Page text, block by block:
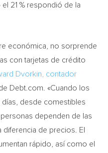
21 % respondió de la
económica, no sorprende
con tarjetas de crédito
Dvorkin, contador
Debt.com. «Cuando los
desde comestibles
dependen de las
de precios. El
rápido, así como el